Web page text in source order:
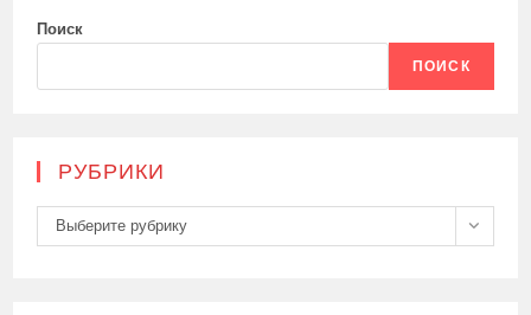
Поиск
ПОИСК
РУБРИКИ
Рубрики
Выберите рубрику